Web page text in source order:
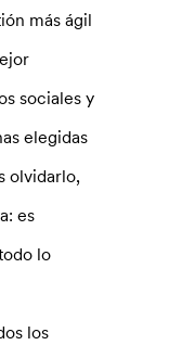
más ágil
sociales y
elegidas
olvidarlo,
es
lo
los